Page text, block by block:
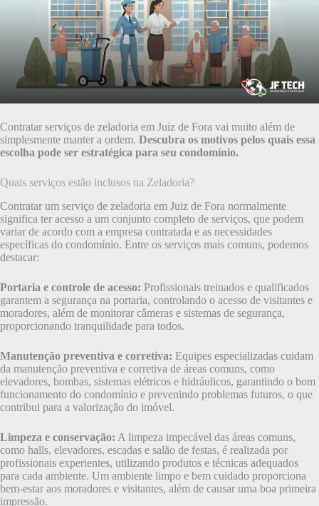
Contratar serviços de zeladoria em Juiz de Fora vai muito além de
simplesmente manter a ordem. Descubra os motivos pelos quais essa
escolha pode ser estratégica para seu condomínio.
Quais serviços estão inclusos na Zeladoria?
Contratar um serviço de zeladoria em Juiz de Fora normalmente
significa ter acesso a um conjunto completo de serviços, que podem
variar de acordo com a empresa contratada e as necessidades
específicas do condomínio. Entre os serviços mais comuns, podemos
destacar:
Portaria e controle de acesso: Profissionais treinados e qualificados
garantem a segurança na portaria, controlando o acesso de visitantes e
moradores, além de monitorar câmeras e sistemas de segurança,
proporcionando tranquilidade para todos.
Manutenção preventiva e corretiva: Equipes especializadas cuidam
da manutenção preventiva e corretiva de áreas comuns, como
elevadores, bombas, sistemas elétricos e hidráulicos, garantindo o bom
funcionamento do condomínio e prevenindo problemas futuros, o que
contribui para a valorização do imóvel.
Limpeza e conservação: A limpeza impecável das áreas comuns,
como halls, elevadores, escadas e salão de festas, é realizada por
profissionais experientes, utilizando produtos e técnicas adequados
para cada ambiente. Um ambiente limpo e bem cuidado proporciona
bem-estar aos moradores e visitantes, além de causar uma boa primeira
impressão.